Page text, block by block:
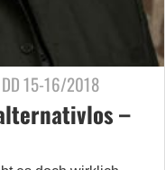
DD 15-16/2018
–